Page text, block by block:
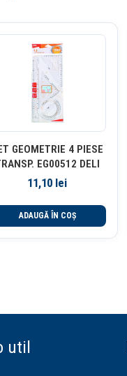
GEOMETRIE 4 PIESE
EG00512 DELI
11,10 lei
ADAUGĂ ÎN COȘ
util